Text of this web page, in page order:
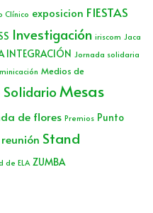
Clínico exposicion FIESTAS
Investigación iriscom Jaca
INTEGRACIÓN Jornada solidaria
Medios de
Mesas
de flores Premios Punto
reunión Stand
de ELA ZUMBA